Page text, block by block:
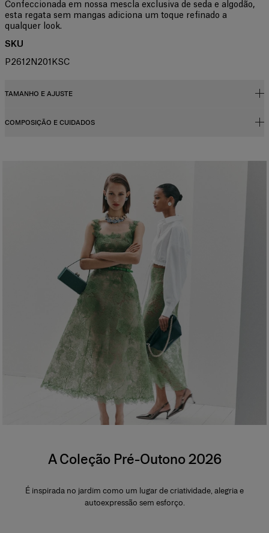
Confeccionada em nossa mescla exclusiva de seda e algodão,
esta regata sem mangas adiciona um toque refinado a
qualquer look.
SKU
P2612N201KSC
TAMANHO E AJUSTE
Corte regular
COMPOSIÇÃO E CUIDADOS
A Coleção Pré-Outono 2026
É inspirada no jardim como um lugar de criatividade, alegria e
autoexpressão sem esforço.